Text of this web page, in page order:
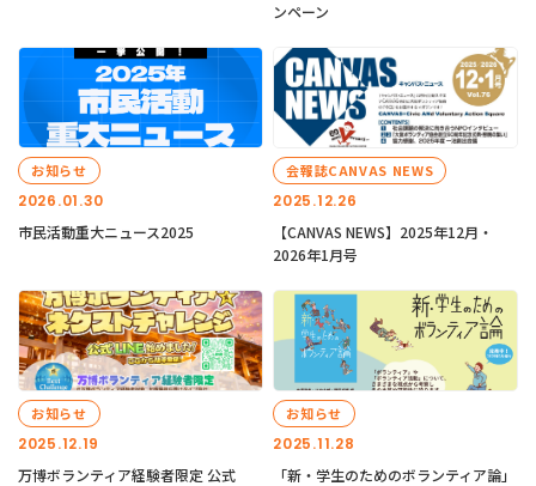
ンペーン
2026.01.30
お知らせ
市民活動重大ニュース2025
2025.12.26
会報誌CANVAS NEWS
【CANVAS NEWS】2025年12月・
2026年1月号
2025.12.19
お知らせ
万博ボランティア経験者限定 公式
2025.11.28
お知らせ
「新・学生のためのボランティア論」